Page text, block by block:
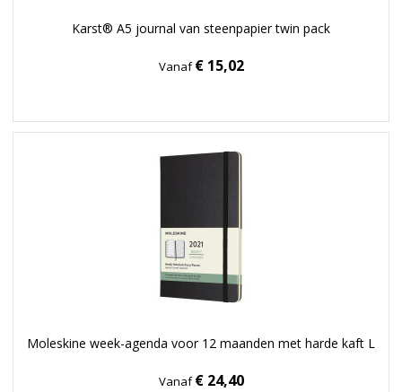
Karst® A5 journal van steenpapier twin pack
Vanaf€ 15,02
Moleskine week-agenda voor 12 maanden met harde kaft L
Vanaf€ 24,40